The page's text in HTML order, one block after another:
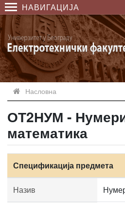
НАВИГАЦИЈА
Насловна
ОТ2НУМ -
математика
Спецификација предмета
Назив